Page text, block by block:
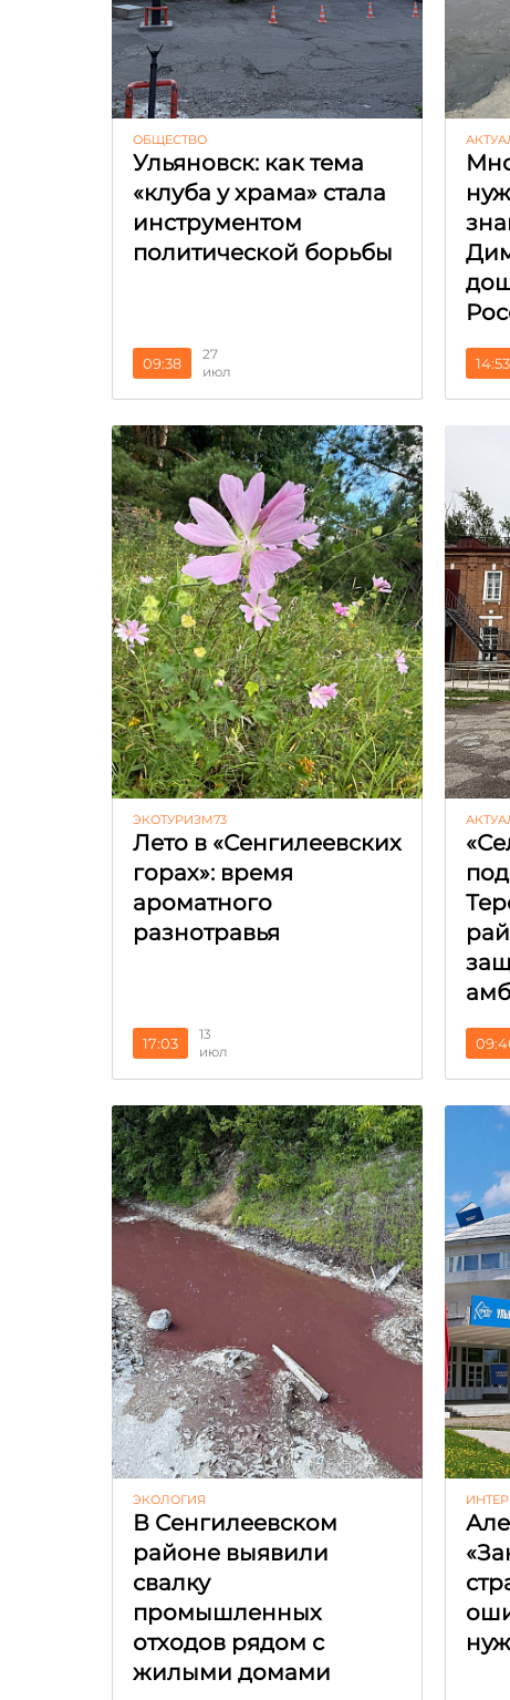
ОБЩЕСТВО
Ульяновск: как тема
«клуба у храма» стала
инструментом
политической борьбы
09:38
27
июл
14:53
ЭКОТУРИЗМ73
Лето в «Сенгилеевских
горах»: время
ароматного
разнотравья
17:03
13
июл
ЭКОЛОГИЯ
В Сенгилеевском
районе выявили
свалку
промышленных
отходов рядом с
жилыми домами